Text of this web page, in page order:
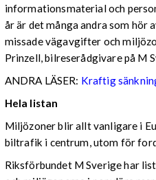
informationsmaterial och
år är det många andra som
missade vägavgifter och
Prinzell, bilreserådgivare på M
ANDRA LÄSER: Kraftig
Hela listan
Miljözoner blir allt vanligare i
biltrafik i centrum, utom för
Riksförbundet M Sverige har